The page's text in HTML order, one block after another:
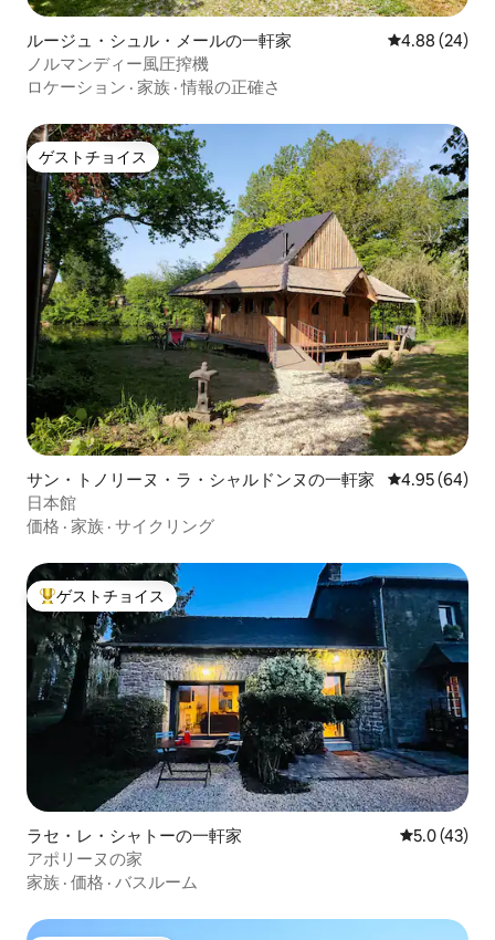
ルージュ・シュル・メールの一軒家 レビュー24
4.88 (24)
ノルマンディー風圧搾機
ロケーション · 家族 ·情報の正確さ
ゲストチョイス
ゲストチョイス
サン・トノリーヌ・ラ・シャルドンヌの一軒家 レビュー64
4.95 (64)
日本館
価格 · 家族 · サイクリング
大好評のゲストチョイスです。
ゲストチョイス
ラセ・レ・シャトーの一軒家 レビュー43
5.0 (43)
アポリーヌの家
家族 · 価格 · バスルーム